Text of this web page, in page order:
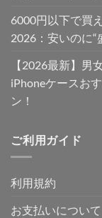
6000円以下で買
2026：安いのに“
【2026最新】男
iPhoneケースお
ン！
ご利用ガイド
利用規約
お支払いについて